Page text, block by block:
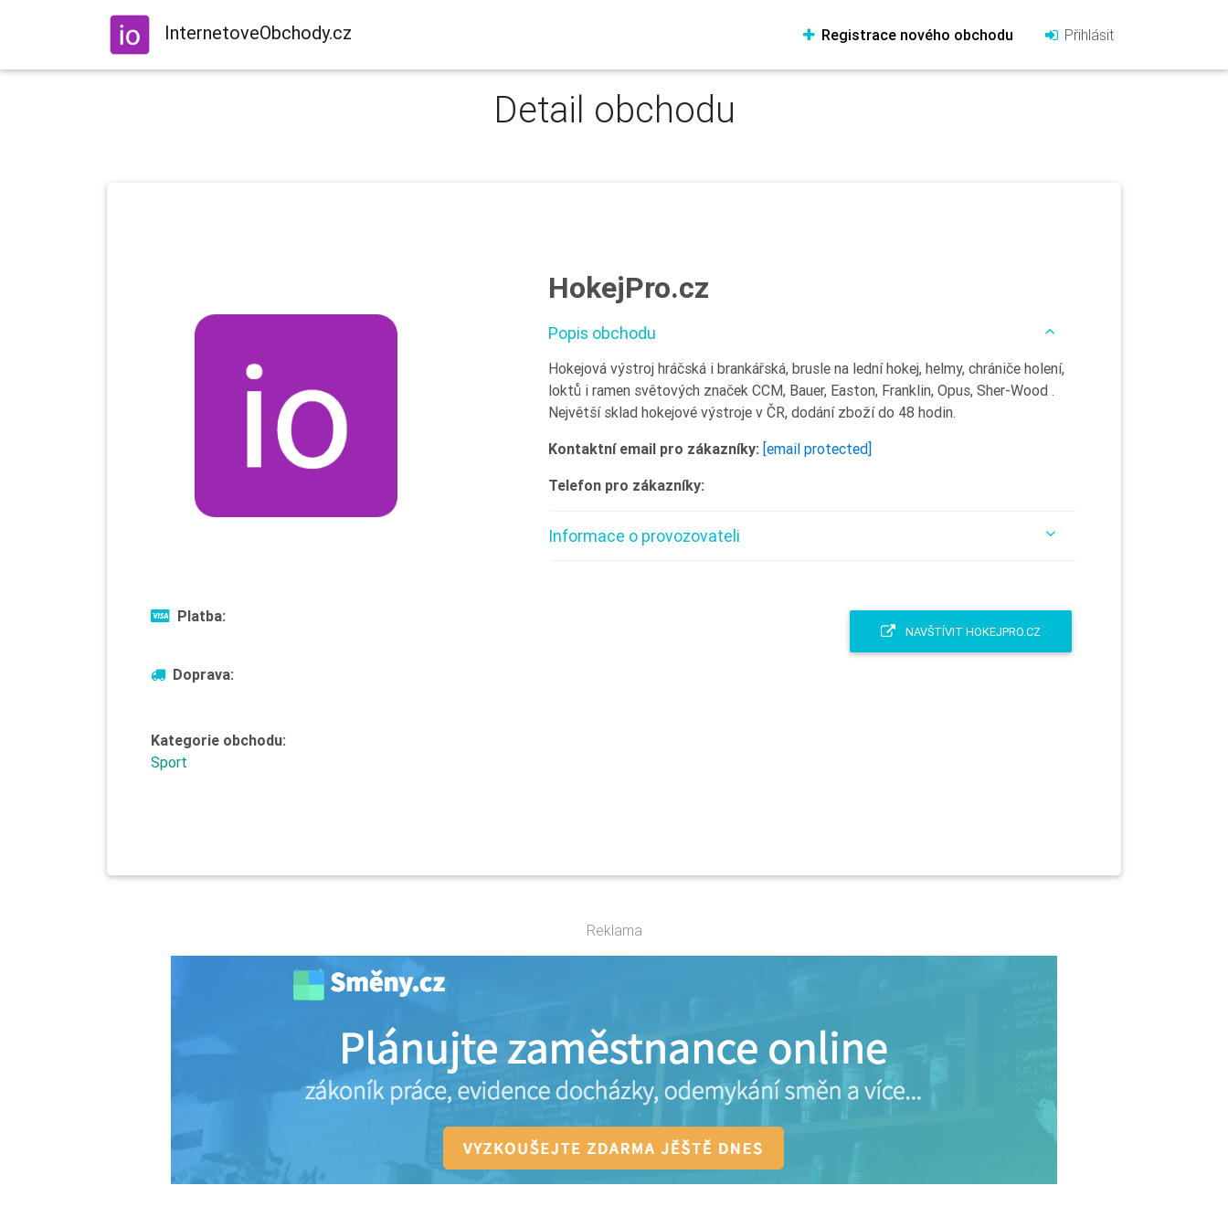
InternetoveObchody.cz Registrace nového obchodu Přihlásit
Detail obchodu
Platba:
Doprava:
Kategorie obchodu:
Sport
HokejPro.cz
Popis obchodu
Hokejová výstroj hráčská i brankářská, brusle na lední hokej, helmy, chrániče holení,
loktů i ramen světových značek CCM, Bauer, Easton, Franklin, Opus, Sher-Wood .
Největší sklad hokejové výstroje v ČR, dodání zboží do 48 hodin.
Kontaktní email pro zákazníky: [email protected]
Telefon pro zákazníky:
Informace o provozovateli
NAVŠTÍVIT HOKEJPRO.CZ
Reklama